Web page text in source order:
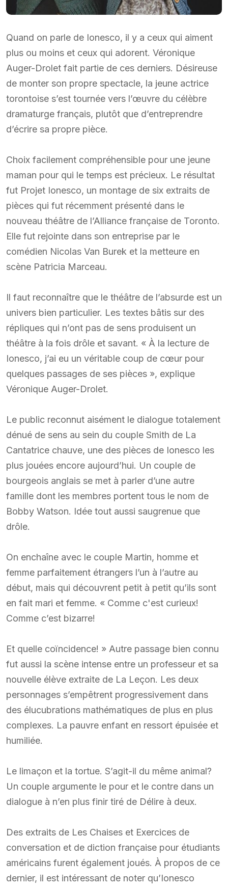
Quand on parle de Ionesco, il y a ceux qui aiment
plus ou moins et ceux qui adorent. Véronique
Auger-Drolet fait partie de ces derniers. Désireuse
de monter son propre spectacle, la jeune actrice
torontoise s’est tournée vers l’œuvre du célèbre
dramaturge français, plutôt que d’entreprendre
d’écrire sa propre pièce.
Choix facilement compréhensible pour une jeune
maman pour qui le temps est précieux. Le résultat
fut Projet Ionesco, un montage de six extraits de
pièces qui fut récemment présenté dans le
nouveau théâtre de l’Alliance française de Toronto.
Elle fut rejointe dans son entreprise par le
comédien Nicolas Van Burek et la metteure en
scène Patricia Marceau.
Il faut reconnaître que le théâtre de l’absurde est un
univers bien particulier. Les textes bâtis sur des
répliques qui n’ont pas de sens produisent un
théâtre à la fois drôle et savant. « À la lecture de
Ionesco, j’ai eu un véritable coup de cœur pour
quelques passages de ses pièces », explique
Véronique Auger-Drolet.
Le public reconnut aisément le dialogue totalement
dénué de sens au sein du couple Smith de La
Cantatrice chauve, une des pièces de Ionesco les
plus jouées encore aujourd’hui. Un couple de
bourgeois anglais se met à parler d’une autre
famille dont les membres portent tous le nom de
Bobby Watson. Idée tout aussi saugrenue que
drôle.
On enchaîne avec le couple Martin, homme et
femme parfaitement étrangers l’un à l’autre au
début, mais qui découvrent petit à petit qu’ils sont
en fait mari et femme. « Comme c'est curieux!
Comme c’est bizarre!
Et quelle coïncidence! » Autre passage bien connu
fut aussi la scène intense entre un professeur et sa
nouvelle élève extraite de La Leçon. Les deux
personnages s’empêtrent progressivement dans
des élucubrations mathématiques de plus en plus
complexes. La pauvre enfant en ressort épuisée et
humiliée.
Le limaçon et la tortue. S’agit-il du même animal?
Un couple argumente le pour et le contre dans un
dialogue à n’en plus finir tiré de Délire à deux.
Des extraits de Les Chaises et Exercices de
conversation et de diction française pour étudiants
américains furent également joués. À propos de ce
dernier, il est intéressant de noter qu’Ionesco